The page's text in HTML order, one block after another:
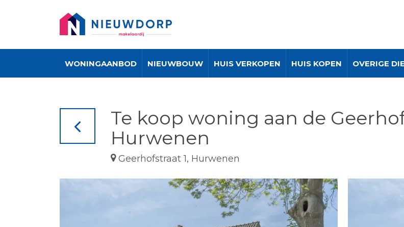
WONINGAANBOD NIEUWBOUW HUIS VERKOPEN HUIS KOPEN OVERIGE
Te koop woning aan de
Hurwenen
Geerhofstraat 1, Hurwenen